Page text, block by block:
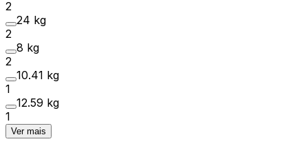
2
24 kg
2
8 kg
2
10.41 kg
1
12.59 kg
1
Ver mais